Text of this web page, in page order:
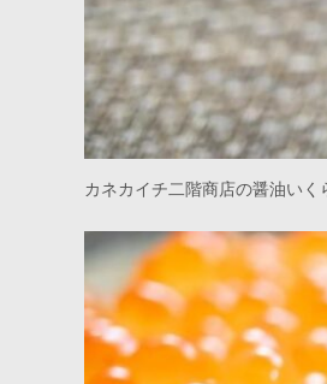
カネカイチ二階商店の醤油いく